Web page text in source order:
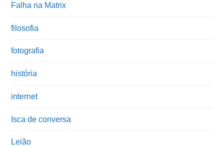
Falha na Matrix
filosofia
fotografia
história
internet
Isca de conversa
Leião